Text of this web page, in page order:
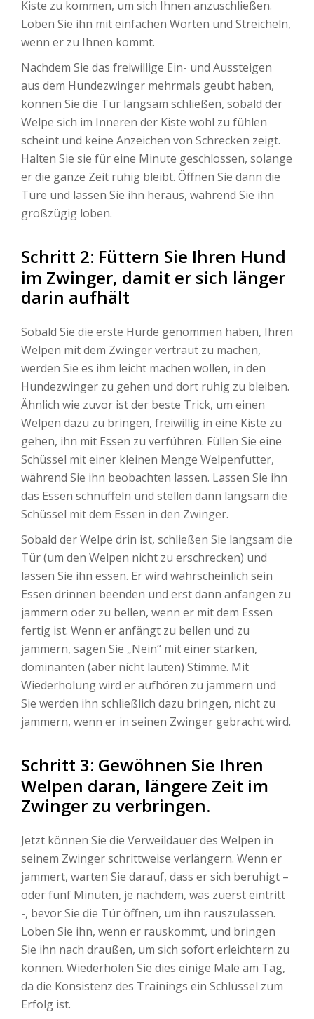
Kiste zu kommen, um sich Ihnen anzuschließen.
Loben Sie ihn mit einfachen Worten und Streicheln,
wenn er zu Ihnen kommt.
Nachdem Sie das freiwillige Ein- und Aussteigen
aus dem Hundezwinger mehrmals geübt haben,
können Sie die Tür langsam schließen, sobald der
Welpe sich im Inneren der Kiste wohl zu fühlen
scheint und keine Anzeichen von Schrecken zeigt.
Halten Sie sie für eine Minute geschlossen, solange
er die ganze Zeit ruhig bleibt. Öffnen Sie dann die
Türe und lassen Sie ihn heraus, während Sie ihn
großzügig loben.
Schritt 2: Füttern Sie Ihren Hund
im Zwinger, damit er sich länger
darin aufhält
Sobald Sie die erste Hürde genommen haben, Ihren
Welpen mit dem Zwinger vertraut zu machen,
werden Sie es ihm leicht machen wollen, in den
Hundezwinger zu gehen und dort ruhig zu bleiben.
Ähnlich wie zuvor ist der beste Trick, um einen
Welpen dazu zu bringen, freiwillig in eine Kiste zu
gehen, ihn mit Essen zu verführen. Füllen Sie eine
Schüssel mit einer kleinen Menge Welpenfutter,
während Sie ihn beobachten lassen. Lassen Sie ihn
das Essen schnüffeln und stellen dann langsam die
Schüssel mit dem Essen in den Zwinger.
Sobald der Welpe drin ist, schließen Sie langsam die
Tür (um den Welpen nicht zu erschrecken) und
lassen Sie ihn essen. Er wird wahrscheinlich sein
Essen drinnen beenden und erst dann anfangen zu
jammern oder zu bellen, wenn er mit dem Essen
fertig ist. Wenn er anfängt zu bellen und zu
jammern, sagen Sie „Nein“ mit einer starken,
dominanten (aber nicht lauten) Stimme. Mit
Wiederholung wird er aufhören zu jammern und
Sie werden ihn schließlich dazu bringen, nicht zu
jammern, wenn er in seinen Zwinger gebracht wird.
Schritt 3: Gewöhnen Sie Ihren
Welpen daran, längere Zeit im
Zwinger zu verbringen.
Jetzt können Sie die Verweildauer des Welpen in
seinem Zwinger schrittweise verlängern. Wenn er
jammert, warten Sie darauf, dass er sich beruhigt –
oder fünf Minuten, je nachdem, was zuerst eintritt
-, bevor Sie die Tür öffnen, um ihn rauszulassen.
Loben Sie ihn, wenn er rauskommt, und bringen
Sie ihn nach draußen, um sich sofort erleichtern zu
können. Wiederholen Sie dies einige Male am Tag,
da die Konsistenz des Trainings ein Schlüssel zum
Erfolg ist.